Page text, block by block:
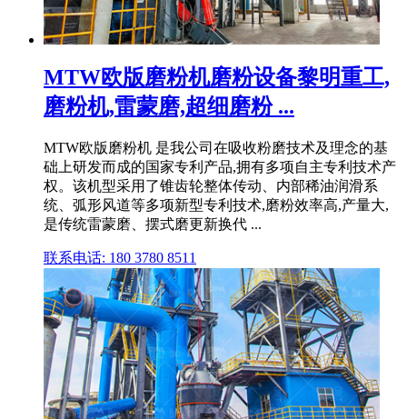
MTW欧版磨粉机磨粉设备黎明重工,
磨粉机,雷蒙磨,超细磨粉 ...
MTW欧版磨粉机 是我公司在吸收粉磨技术及理念的基
础上研发而成的国家专利产品,拥有多项自主专利技术产
权。该机型采用了锥齿轮整体传动、内部稀油润滑系
统、弧形风道等多项新型专利技术,磨粉效率高,产量大,
是传统雷蒙磨、摆式磨更新换代 ...
联系电话: 180 3780 8511